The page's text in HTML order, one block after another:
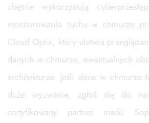
chętnie wykorzystują
monitorowania ruchu w chmurze
Cloud Optix, który ułatwia
danych w chmurze, ewentualnych
architekturze. Jeśli dane w chmurze
duże wyzwanie, zgłoś się do
certyfikowany partner marki